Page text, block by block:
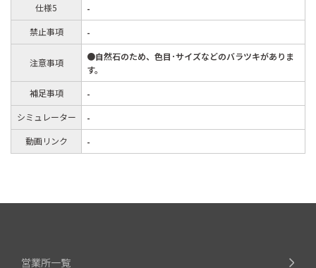
仕様5
-
禁止事項
-
注意事項
●自然石のため、色目･サイズなどのバラツキがありま
す。
補足事項
-
シミュレーター
-
動画リンク
-
営業所一覧